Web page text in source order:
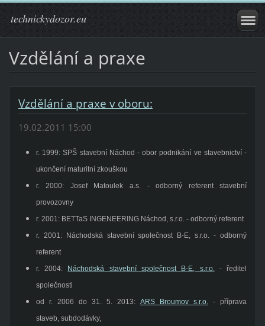
technickydozor.eu
Vzdělání a praxe
Vzdělání a praxe v oboru:
19.02.2011 15:00
r. 1999: SPŠ stavební Náchod - obor podnikání ve stavebnictví -
ukončení maturitní zkouškou
r. 2000: Josef Matoulek a.s. - odborný referent stavební
provozovny
r. 2001: BETTaS INGENEERING Náchod, s.r.o. - odborný referent
r. 2001: Náchodská stavební společnost B-E, s.r.o. - odborný
referent
r. 2004:
Náchodská stavební společnost B-E, s.r.o.- ředitel
společnosti
od r. 2006 do 31. 5. 2013:ARS Broumov s.r.o. - příprava
staveb, subdodávky,